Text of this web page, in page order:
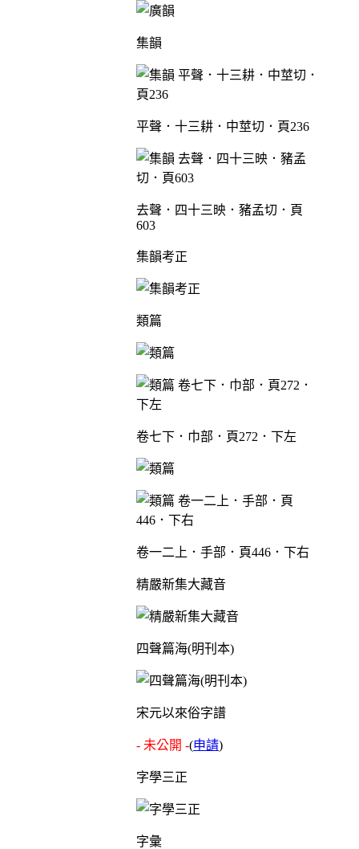
集韻
平聲．十三耕．中莖切．頁236
去聲．四十三映．豬孟切．頁
603
集韻考正
類篇
卷七下．巾部．頁272．下左
卷一二上．手部．頁446．下右
精嚴新集大藏音
四聲篇海(明刊本)
宋元以來俗字譜
- 未公開 -(申請)
字學三正
字彙